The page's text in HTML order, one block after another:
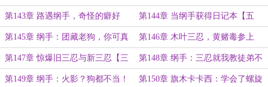
人！
第143章 路遇纲手，奇怪的癖好
【四更】
第144章 当纲手获得日记本【五
更】
第145章 纲手：团藏老狗，你可真
该死啊【一更】
第146章 木叶三忍，黄赌毒参上
【二更】
第147章 惊爆旧三忍与新三忍【三
更】
第148章 纲手：三忍就我教徒弟不
行？【四更】
第149章 纲手：火影？狗都不当！ 第150章 旗木卡卡西：学会了螺旋